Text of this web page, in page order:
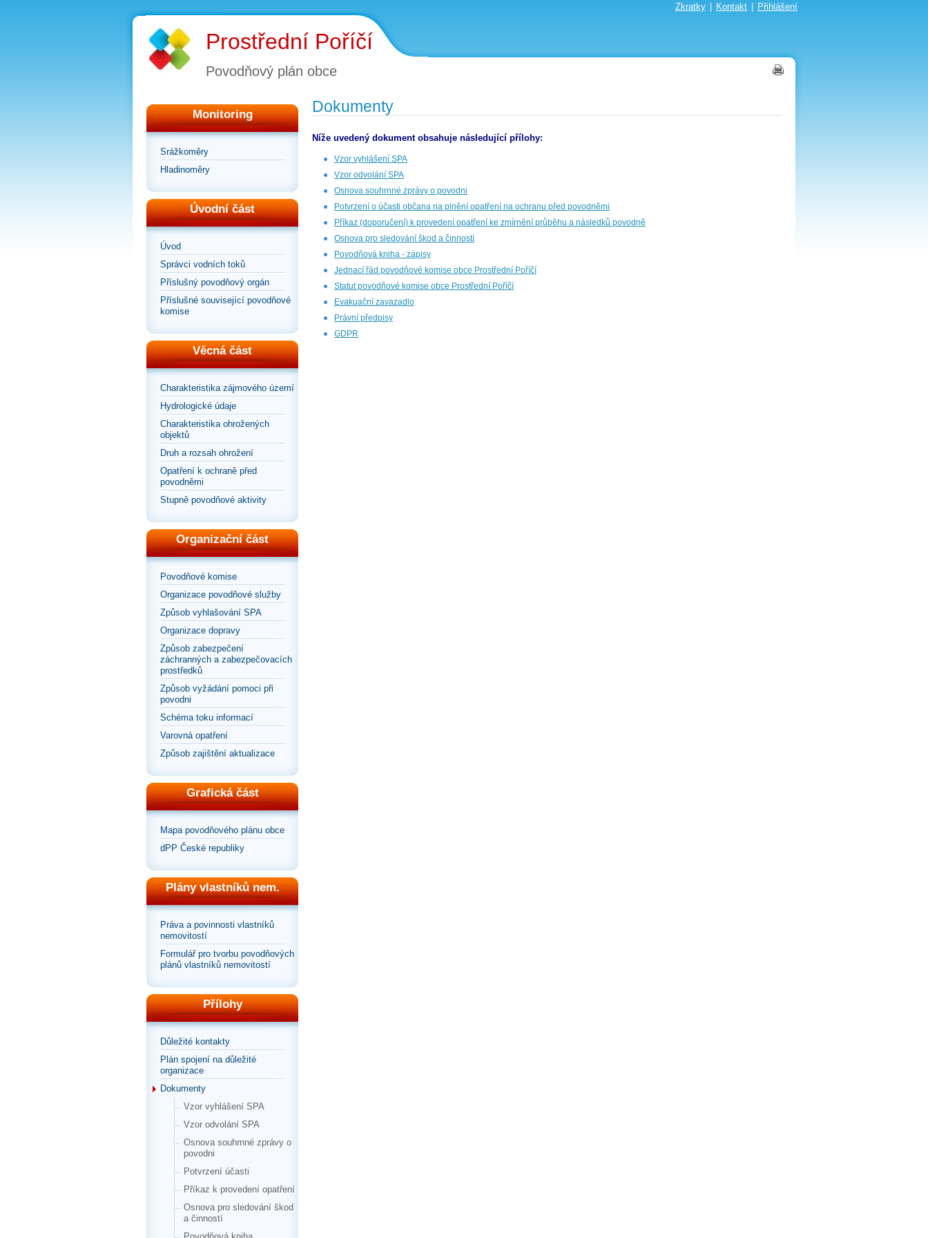
Zkratky Kontakt Přihlášení
Prostřední Poříčí
Povodňový plán obce
Monitoring
Srážkoměry
Hladinoměry
Úvodní část
Úvod
Správci vodních toků
Příslušný povodňový orgán
Příslušné související povodňové
komise
Věcná část
Charakteristika zájmového území
Hydrologické údaje
Charakteristika ohrožených
objektů
Druh a rozsah ohrožení
Opatření k ochraně před
povodněmi
Stupně povodňové aktivity
Organizační část
Povodňové komise
Organizace povodňové služby
Způsob vyhlašování SPA
Organizace dopravy
Způsob zabezpečení
záchranných a zabezpečovacích
prostředků
Způsob vyžádání pomoci při
povodni
Schéma toku informací
Varovná opatření
Způsob zajištění aktualizace
Grafická část
Mapa povodňového plánu obce
dPP České republiky
Plány vlastníků nem.
Práva a povinnosti vlastníků
nemovitostí
Formulář pro tvorbu povodňových
plánů vlastníků nemovitostí
Přílohy
Důležité kontakty
Plán spojení na důležité
organizace
Dokumenty
Vzor vyhlášení SPA
Vzor odvolání SPA
Osnova souhrnné zprávy o
povodni
Potvrzení účasti
Příkaz k provedení opatření
Osnova pro sledování škod
a činností
Dokumenty
Níže uvedený dokument obsahuje následující přílohy:
Vzor vyhlášení SPA
Vzor odvolání SPA
Osnova souhrnné zprávy o povodni
Potvrzení o účasti občana na plnění opatření na ochranu před povodněmi
Příkaz (doporučení) k provedení opatření ke zmírnění průběhu a následků povodně
Osnova pro sledování škod a činností
Povodňová kniha - zápisy
Jednací řád povodňové komise obce Prostřední Poříčí
Statut povodňové komise obce Prostřední Poříčí
Evakuační zavazadlo
Právní předpisy
GDPR